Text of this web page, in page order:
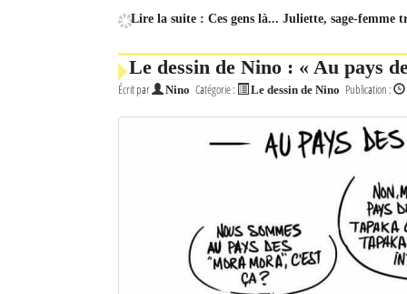
Lire la suite : Ces gens là... Juliette, sage-femme
Le dessin de Nino : « Au pays
Écrit par Nino Catégorie : Le dessin de Nino Publication :